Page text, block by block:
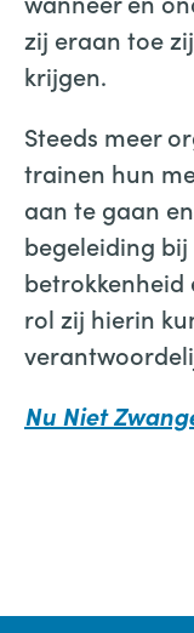
zij eraan toe
krijgen.
Steeds meer
trainen hun
aan te gaan
begeleiding
betrokkenheid
rol zij hierin
Nu Niet